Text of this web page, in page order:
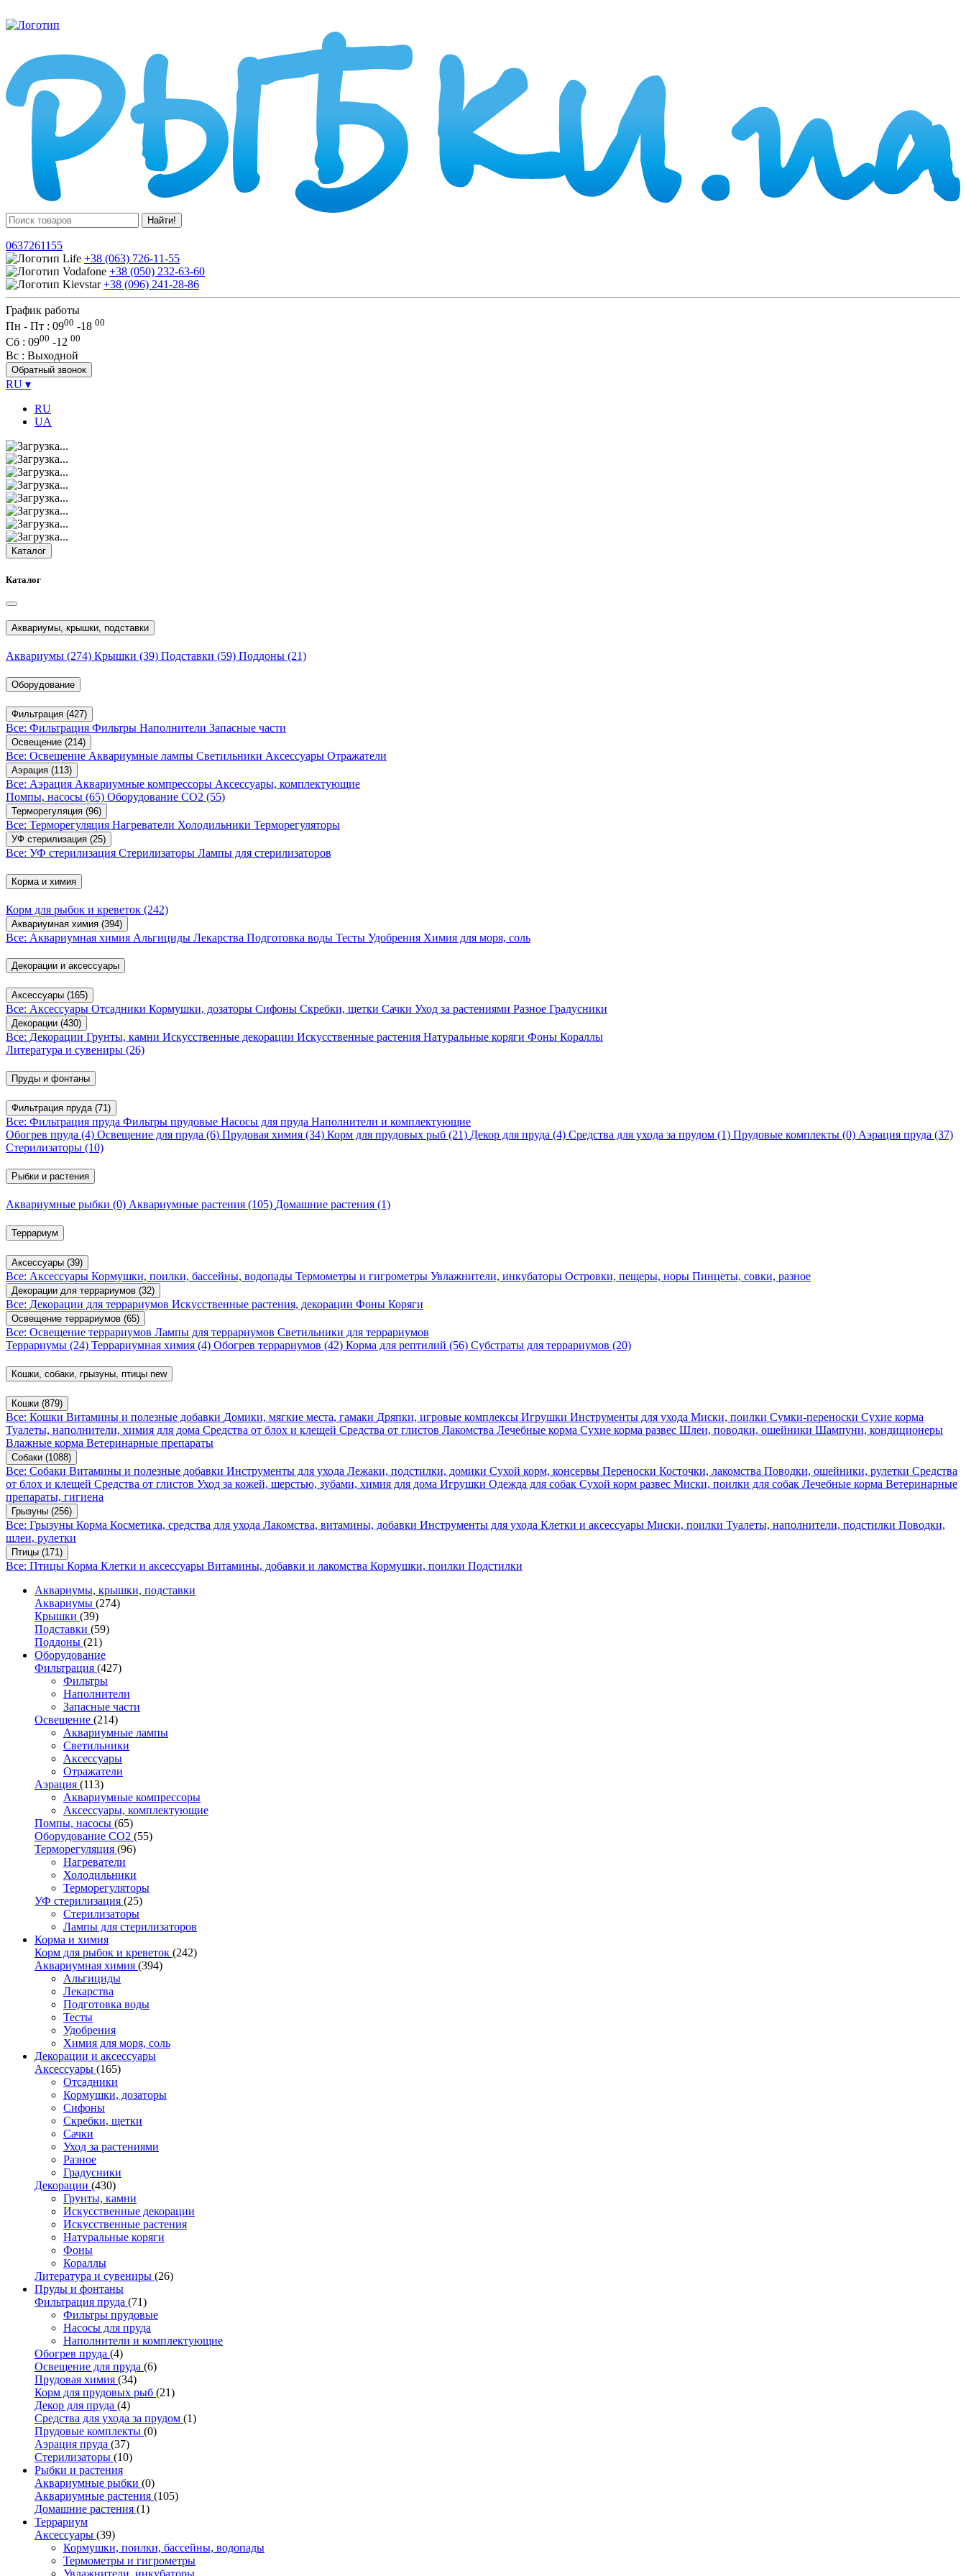
Найти!
0637261155
+38 (063) 726-11-55
+38 (050) 232-63-60
+38 (096) 241-28-86
График работы
Пн - Пт : 0900 -18 00
Сб : 0900 -12 00
Вс : Выходной
Обратный звонок
RU ▾
RU
UA
Каталог
Каталог
Аквариумы, крышки, подставки
Аквариумы (274) Крышки (39) Подставки (59) Поддоны (21)
Оборудование
Фильтрация (427)
Все: Фильтрация Фильтры Наполнители Запасные части
Освещение (214)
Все: Освещение Аквариумные лампы Светильники Аксессуары Отражатели
Аэрация (113)
Все: Аэрация Аквариумные компрессоры Аксессуары, комплектующие
Помпы, насосы (65) Оборудование CO2 (55)
Терморегуляция (96)
Все: Терморегуляция Нагреватели Холодильники Терморегуляторы
УФ стерилизация (25)
Все: УФ стерилизация Стерилизаторы Лампы для стерилизаторов
Корма и химия
Корм для рыбок и креветок (242)
Аквариумная химия (394)
Все: Аквариумная химия Альгициды Лекарства Подготовка воды Тесты Удобрения Химия для моря, соль
Декорации и аксессуары
Аксессуары (165)
Все: Аксессуары Отсадники Кормушки, дозаторы Сифоны Скребки, щетки Сачки Уход за растениями Разное Градусники
Декорации (430)
Все: Декорации Грунты, камни Искусственные декорации Искусственные растения Натуральные коряги Фоны Кораллы
Литература и сувениры (26)
Пруды и фонтаны
Фильтрация пруда (71)
Все: Фильтрация пруда Фильтры прудовые Насосы для пруда Наполнители и комплектующие
Обогрев пруда (4) Освещение для пруда (6) Прудовая химия (34) Корм для прудовых рыб (21) Декор для пруда (4) Средства для ухода за прудом (1) Прудовые комплекты (0) Аэрация пруда (37)
Стерилизаторы (10)
Рыбки и растения
Аквариумные рыбки (0) Аквариумные растения (105) Домашние растения (1)
Террариум
Аксессуары (39)
Все: Аксессуары Кормушки, поилки, бассейны, водопады Термометры и гигрометры Увлажнители, инкубаторы Островки, пещеры, норы Пинцеты, совки, разное
Декорации для террариумов (32)
Все: Декорации для террариумов Искусственные растения, декорации Фоны Коряги
Освещение террариумов (65)
Все: Освещение террариумов Лампы для террариумов Светильники для террариумов
Террариумы (24) Террариумная химия (4) Обогрев террариумов (42) Корма для рептилий (56) Субстраты для террариумов (20)
Кошки, собаки, грызуны, птицы new
Кошки (879)
Все: Кошки Витамины и полезные добавки Домики, мягкие места, гамаки Дряпки, игровые комплексы Игрушки Инструменты для ухода Миски, поилки Сумки-переноски Сухие корма
Туалеты, наполнители, химия для дома Средства от блох и клещей Средства от глистов Лакомства Лечебные корма Сухие корма развес Шлеи, поводки, ошейники Шампуни, кондиционеры
Влажные корма Ветеринарные препараты
Собаки (1088)
Все: Собаки Витамины и полезные добавки Инструменты для ухода Лежаки, подстилки, домики Сухой корм, консервы Переноски Косточки, лакомства Поводки, ошейники, рулетки Средства
от блох и клещей Средства от глистов Уход за кожей, шерстью, зубами, химия для дома Игрушки Одежда для собак Сухой корм развес Миски, поилки для собак Лечебные корма Ветеринарные
препараты, гигиена
Грызуны (256)
Все: Грызуны Корма Косметика, средства для ухода Лакомства, витамины, добавки Инструменты для ухода Клетки и аксессуары Миски, поилки Туалеты, наполнители, подстилки Поводки,
шлеи, рулетки
Птицы (171)
Все: Птицы Корма Клетки и аксессуары Витамины, добавки и лакомства Кормушки, поилки Подстилки
Аквариумы, крышки, подставки
Аквариумы (274)
Крышки (39)
Подставки (59)
Поддоны (21)
Оборудование
Фильтрация (427)
Фильтры
Наполнители
Запасные части
Освещение (214)
Аквариумные лампы
Светильники
Аксессуары
Отражатели
Аэрация (113)
Аквариумные компрессоры
Аксессуары, комплектующие
Помпы, насосы (65)
Оборудование CO2 (55)
Терморегуляция (96)
Нагреватели
Холодильники
Терморегуляторы
УФ стерилизация (25)
Стерилизаторы
Лампы для стерилизаторов
Корма и химия
Корм для рыбок и креветок (242)
Аквариумная химия (394)
Альгициды
Лекарства
Подготовка воды
Тесты
Удобрения
Химия для моря, соль
Декорации и аксессуары
Аксессуары (165)
Отсадники
Кормушки, дозаторы
Сифоны
Скребки, щетки
Сачки
Уход за растениями
Разное
Градусники
Декорации (430)
Грунты, камни
Искусственные декорации
Искусственные растения
Натуральные коряги
Фоны
Кораллы
Литература и сувениры (26)
Пруды и фонтаны
Фильтрация пруда (71)
Фильтры прудовые
Насосы для пруда
Наполнители и комплектующие
Обогрев пруда (4)
Освещение для пруда (6)
Прудовая химия (34)
Корм для прудовых рыб (21)
Декор для пруда (4)
Средства для ухода за прудом (1)
Прудовые комплекты (0)
Аэрация пруда (37)
Стерилизаторы (10)
Рыбки и растения
Аквариумные рыбки (0)
Аквариумные растения (105)
Домашние растения (1)
Террариум
Аксессуары (39)
Кормушки, поилки, бассейны, водопады
Термометры и гигрометры
Увлажнители, инкубаторы